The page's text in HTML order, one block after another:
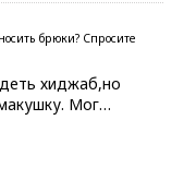
брюки? Спросите
хиджаб,но
Мог…